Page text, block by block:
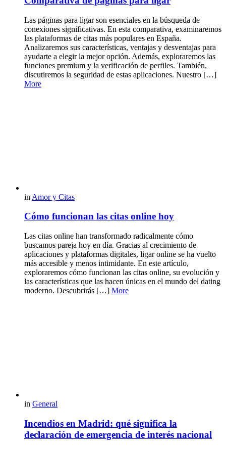
Las páginas para ligar son esenciales en la búsqueda de
conexiones significativas. En esta comparativa, examinaremos
las plataformas de citas más populares en España.
Analizaremos sus características, ventajas y desventajas para
ayudarte a elegir la mejor opción. Además, exploraremos las
funciones premium y la verificación de perfiles. También,
discutiremos la seguridad de estas aplicaciones. Nuestro […]
More
in Amor y Citas
Cómo funcionan las citas online hoy
Las citas online han transformado radicalmente cómo
buscamos pareja hoy en día. Gracias al crecimiento de
aplicaciones y plataformas digitales, ligar online se ha vuelto
más accesible y menos intimidante. En este artículo,
exploraremos cómo funcionan las citas online, su evolución y
las características que las hacen únicas en el mundo del dating
moderno. Descubrirás […] More
in General
Incendios en Madrid: qué significa la
declaración de emergencia de interés nacional